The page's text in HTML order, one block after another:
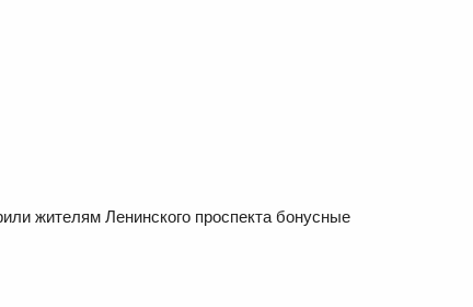
жителям Ленинского проспекта бонусные